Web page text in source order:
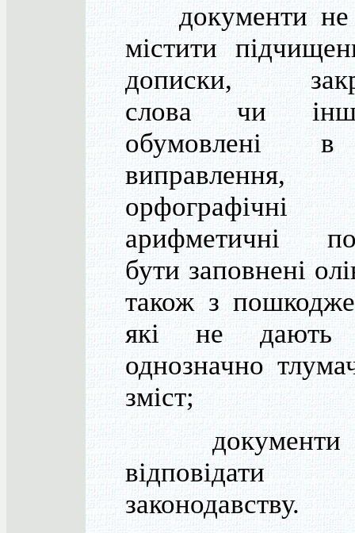
документи не
містити
дописки,
слова чи
обумовлені
виправлення,
арифметичні
бути заповнені
також з
які не дають
однозначно
зміст;
документи
відповідати
законодавству.